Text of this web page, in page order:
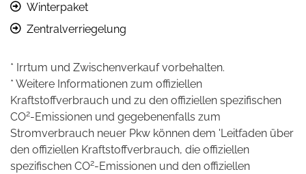
Winterpaket
Zentralverriegelung
* Irrtum und Zwischenverkauf vorbehalten.
* Weitere Informationen zum offiziellen
Kraftstoffverbrauch und zu den offiziellen spezifischen
CO2-Emissionen und gegebenenfalls zum
Stromverbrauch neuer Pkw können dem 'Leitfaden über
den offiziellen Kraftstoffverbrauch, die offiziellen
spezifischen CO2-Emissionen und den offiziellen